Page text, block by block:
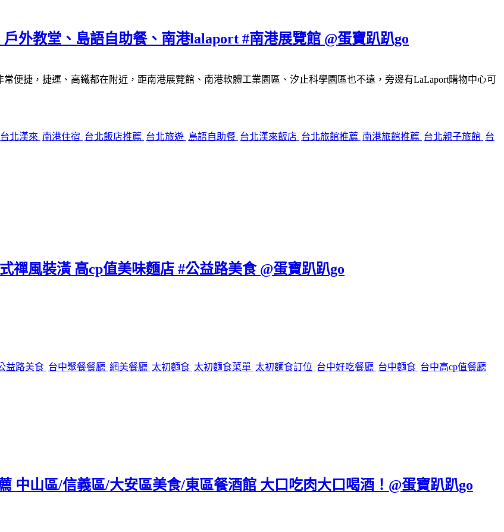
外教堂、島語自助餐、南港lalaport #南港展覽館 @蛋寶趴趴go
常便捷，捷運、高鐵都在附近，距南港展覽館、南港軟體工業園區、汐止科學園區也不遠，旁邊有LaLaport購物中心可
台北漢來 南港住宿 台北飯店推薦 台北旅遊 島語自助餐 台北漢來飯店 台北旅館推薦 南港旅館推薦 台北親子旅館 台
禪風裝潢 高cp值美味麵店 #公益路美食 @蛋寶趴趴go
益路美食 台中聚餐餐廳 網美餐廳 太初麵食 太初麵食菜單 太初麵食訂位 台中好吃餐廳 台中麵食 台中高cp值餐廳
中山區/信義區/大安區美食/東區餐酒館 大口吃肉大口喝酒！@蛋寶趴趴go